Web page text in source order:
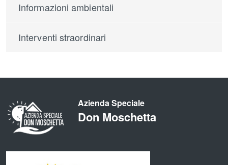
Informazioni ambientali
Interventi straordinari
Azienda Speciale
Don Moschetta